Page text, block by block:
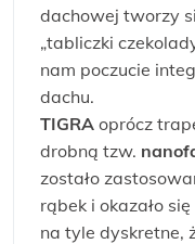
dachowej tworzy
„tabliczki
nam poczucie
dachu.
TIGRA oprócz
drobną tzw.
zostało
rąbek i okazało
na tyle dyskretne,